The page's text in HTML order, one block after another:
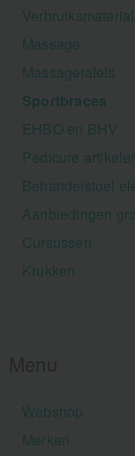
Massage
Massagetafels
Sportbraces
EHBO en BHV
Pedicure
Behandelstoel
Aanbiedingen
Cursussen
Krukken
Webshop
Merken